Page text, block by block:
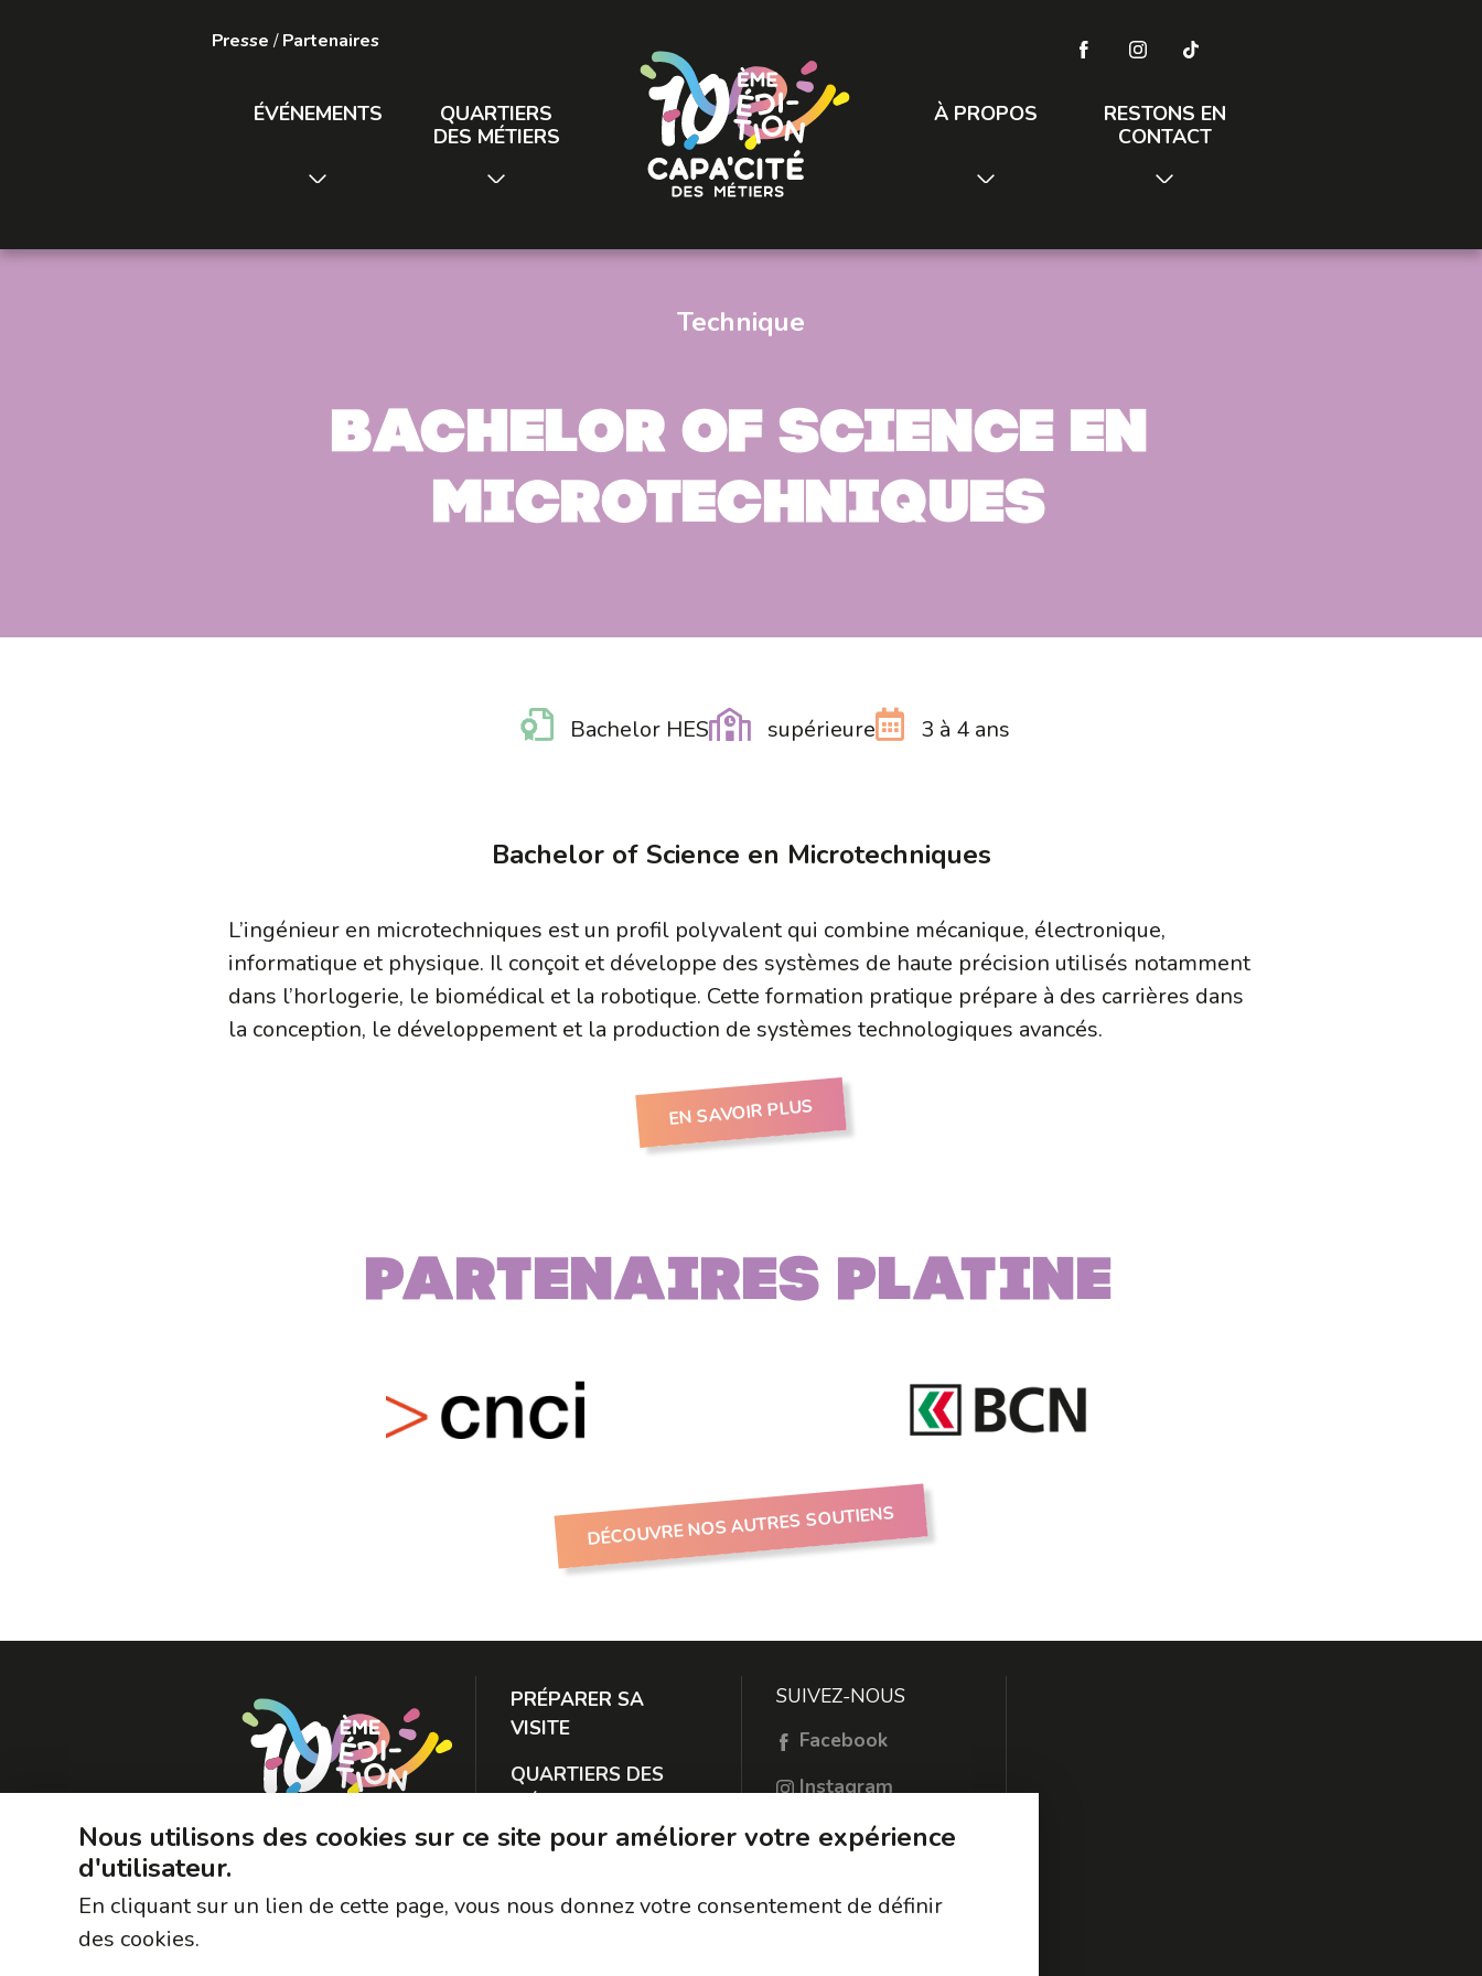
Presse/Partenaires
ÉVÉNEMENTS
QUARTIERS
DES MÉTIERS
À PROPOS
RESTONS EN
CONTACT
Technique
Bachelor of Science en
Microtechniques
Bachelor HES supérieure 3 à 4 ans
Bachelor of Science en Microtechniques
L’ingénieur en microtechniques est un profil polyvalent qui combine mécanique, électronique,
informatique et physique. Il conçoit et développe des systèmes de haute précision utilisés notamment
dans l’horlogerie, le biomédical et la robotique. Cette formation pratique prépare à des carrières dans
la conception, le développement et la production de systèmes technologiques avancés.
EN SAVOIR PLUS
Partenaires PLATINE
DÉCOUVRE NOS AUTRES SOUTIENS
PRÉPARER SA
VISITE
QUARTIERS DES
À PROPOS
RESTER EN
SUIVEZ-NOUS
Facebook
Instagram
TikTok
Nous utilisons des cookies sur ce site pour améliorer votre expérience
d'utilisateur.
En cliquant sur un lien de cette page, vous nous donnez votre consentement de définir
des cookies.